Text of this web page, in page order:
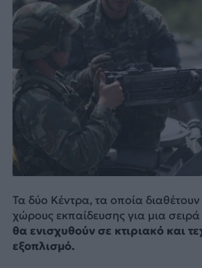
Τα δύο Κέντρα, τα οποία
χώρους εκπαίδευσης για μια
θα ενισχυθούν σε κτιριακό και
εξοπλισμό.